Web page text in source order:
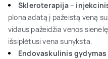
Skleroterapija–
plona adatą į pažeistą veną
vidaus pažeidžia venos
išsiplėtusi vena sunyksta.
Endovaskulinis